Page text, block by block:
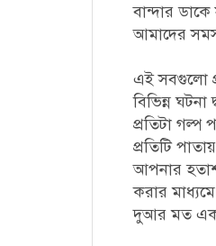
বান্দার
আমাদের
এই সবগুলো
বিভিন্ন
প্রতিটা
প্রতিটি
আপনার
করার
দুআর মত